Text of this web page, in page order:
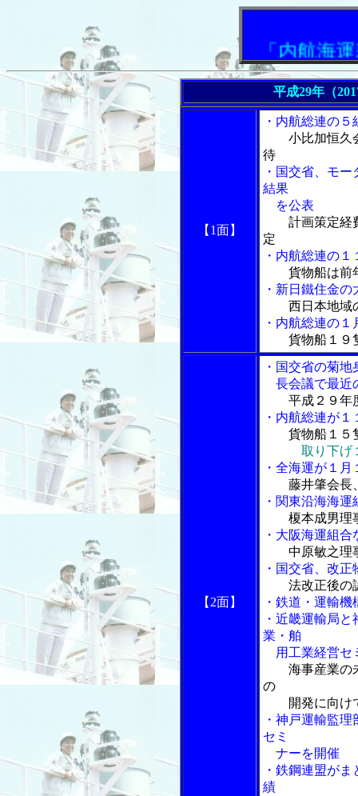
「内航海運新聞
平成29年（
【1面】
・内航総連の
小比加恒久
待
・国交省、モ
結果
を公表
計画策定経
定
・内航総連の
貨物船は前
・新日鐵住金
西日本地域
・内航総連の
貨物船１９
【2面】
・国交省の菊
長会議で最近
平成２９年
・内航総連が
貨物船１５
取り下げ
・全海運が１
藤井肇会長
・関東沿海海
榎本成男理
・大阪海運組
中原敏之理
・国交省、改
法改正後の
・鉄道・運輸
・近畿運輸局
業・舶
用工業経営セ
海事産業の
の
開発に向け
・神戸運輸監
セミ
ナーを開催
・鉄鋼連盟が
績